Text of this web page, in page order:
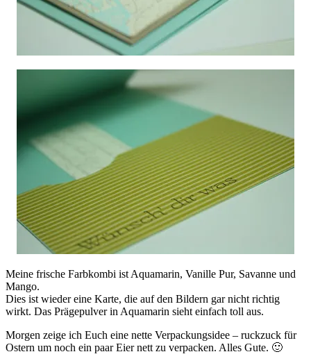
Meine frische Farbkombi ist Aquamarin, Vanille Pur, Savanne und
Mango.
Dies ist wieder eine Karte, die auf den Bildern gar nicht richtig
wirkt. Das Prägepulver in Aquamarin sieht einfach toll aus.
Morgen zeige ich Euch eine nette Verpackungsidee – ruckzuck für
Ostern um noch ein paar Eier nett zu verpacken. Alles Gute. 🙂